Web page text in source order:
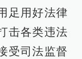
足用好法律
击各类违法
受司法监督